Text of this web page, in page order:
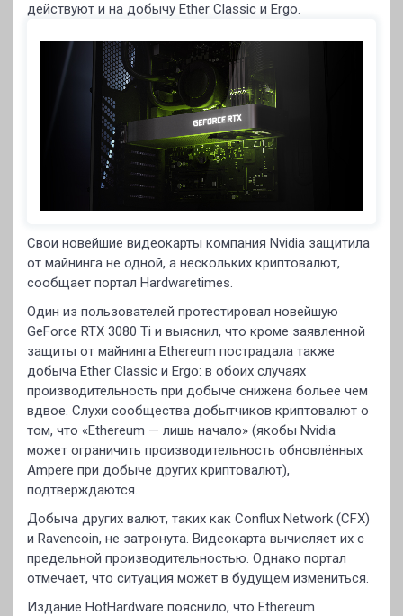
действуют и на добычу Ether Classic и Ergo.
Свои новейшие видеокарты компания Nvidia защитила
от майнинга не одной, а нескольких криптовалют,
сообщает портал Hardwaretimes.
Один из пользователей протестировал новейшую
GeForce RTX 3080 Ti и выяснил, что кроме заявленной
защиты от майнинга Ethereum пострадала также
добыча Ether Classic и Ergo: в обоих случаях
производительность при добыче снижена больее чем
вдвое. Слухи сообщества добытчиков криптовалют о
том, что «Ethereum — лишь начало» (якобы Nvidia
может ограничить производительность обновлённых
Ampere при добыче других криптовалют),
подтверждаются.
Добыча других валют, таких как Conflux Network (CFX)
и Ravencoin, не затронута. Видеокарта вычисляет их с
предельной производительностью. Однако портал
отмечает, что ситуация может в будущем измениться.
Издание HotHardware пояснило, что Ethereum